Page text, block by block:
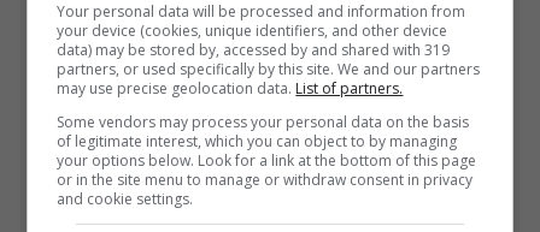
Your personal data will be processed and information from
your device (cookies, unique identifiers, and other device
data) may be stored by, accessed by and shared with 319
partners, or used specifically by this site. We and our partners
may use precise geolocation data. List of partners.
Some vendors may process your personal data on the basis
of legitimate interest, which you can object to by managing
your options below. Look for a link at the bottom of this page
or in the site menu to manage or withdraw consent in privacy
and cookie settings.